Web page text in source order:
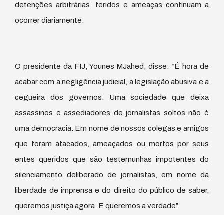
detenções arbitrárias, feridos e ameaças continuam a
ocorrer diariamente.
O presidente da FIJ, Younes MJahed, disse: “É hora de
acabar com a negligência judicial, a legislação abusiva e a
cegueira dos governos. Uma sociedade que deixa
assassinos e assediadores de jornalistas soltos não é
uma democracia. Em nome de nossos colegas e amigos
que foram atacados, ameaçados ou mortos por seus
entes queridos que são testemunhas impotentes do
silenciamento deliberado de jornalistas, em nome da
liberdade de imprensa e do direito do público de saber,
queremos justiça agora. E queremos a verdade”.